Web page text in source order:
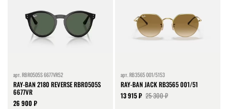
арт.RBR0505S 6677VR52
RAY-BAN 2180 REVERSE RBR0505S
6677VR
26 900 ₽
арт.RB3565 001/5153
RAY-BAN JACK RB3565 001/51
13 915 ₽ 25 300 ₽